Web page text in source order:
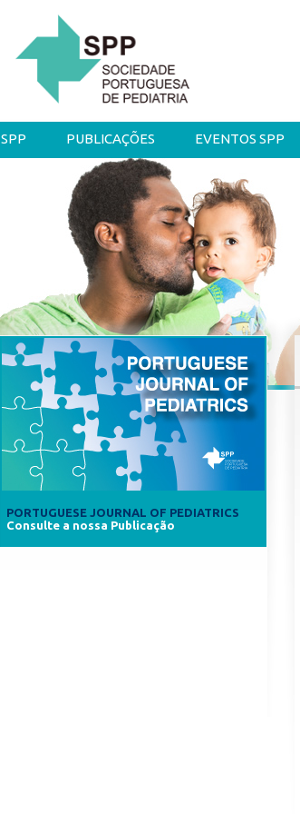
SPP PUBLICAÇÕES EVENTOS SPP
PORTUGUESE JOURNAL OF PEDIATRICS
Consulte a nossa Publicação